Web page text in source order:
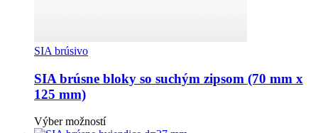
SIA brúsivo
SIA brúsne bloky so suchým zipsom (70 mm x
125 mm)
Výber možnostíTento